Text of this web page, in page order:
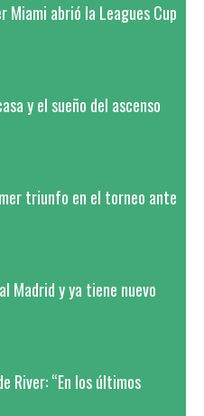
Miami abrió la Leagues Cup
y el sueño del ascenso
triunfo en el torneo ante
Madrid y ya tiene nuevo
River: “En los últimos